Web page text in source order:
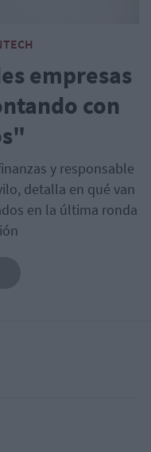
empresas
con
y responsable
detalla en qué van
en la última ronda